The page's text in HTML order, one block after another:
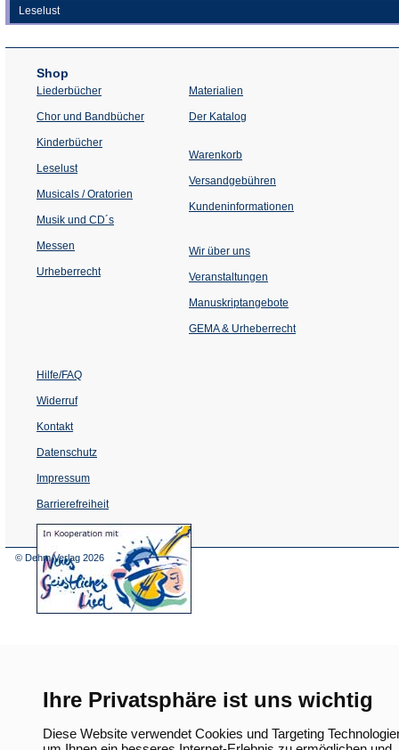
Ihre Privatsphäre ist uns wichtig
Diese Website verwendet Cookies und Targeting
Leselust
Shop
Liederbücher
Chor und Bandbücher
Kinderbücher
Leselust
Musicals / Oratorien
Musik und CD´s
Messen
Urheberrecht
Materialien
Der Katalog
Warenkorb
Versandgebühren
Kundeninformationen
Wir über uns
Veranstaltungen
einem
Tab)
Manuskriptangebote
GEMA & Urheberrecht
Hilfe/FAQ
Widerruf
Kontakt
Datenschutz
Impressum
Barrierefreiheit
(Öffnet
in
© Dehm Verlag 2026